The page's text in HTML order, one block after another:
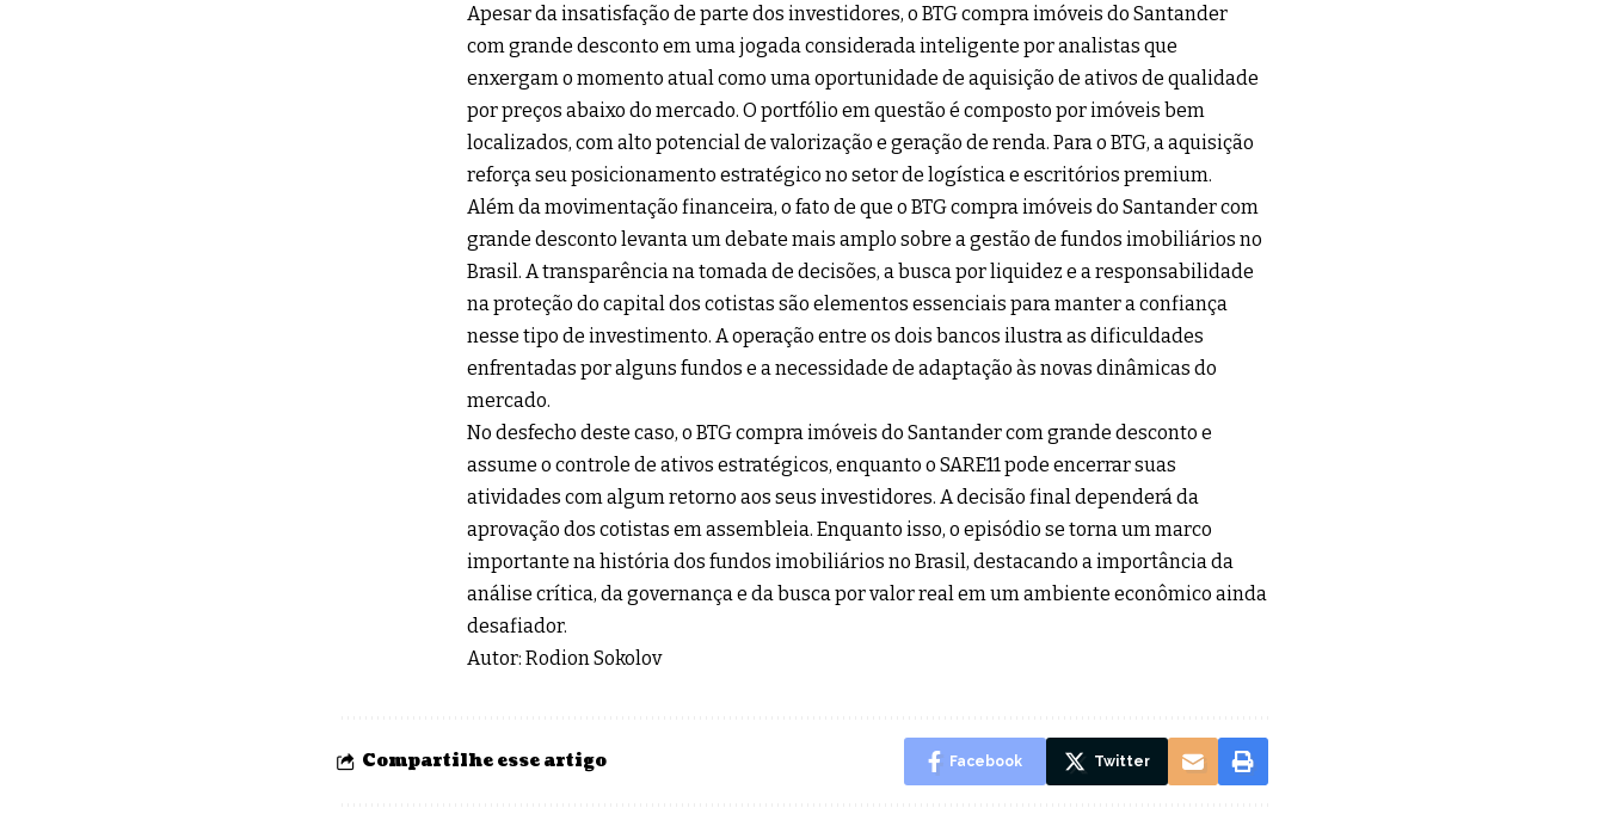
Apesar da insatisfação de parte dos investidores, o BTG compra imóveis do Santander
com grande desconto em uma jogada considerada inteligente por analistas que
enxergam o momento atual como uma oportunidade de aquisição de ativos de qualidade
por preços abaixo do mercado. O portfólio em questão é composto por imóveis bem
localizados, com alto potencial de valorização e geração de renda. Para o BTG, a aquisição
reforça seu posicionamento estratégico no setor de logística e escritórios premium.
Além da movimentação financeira, o fato de que o BTG compra imóveis do Santander com
grande desconto levanta um debate mais amplo sobre a gestão de fundos imobiliários no
Brasil. A transparência na tomada de decisões, a busca por liquidez e a responsabilidade
na proteção do capital dos cotistas são elementos essenciais para manter a confiança
nesse tipo de investimento. A operação entre os dois bancos ilustra as dificuldades
enfrentadas por alguns fundos e a necessidade de adaptação às novas dinâmicas do
mercado.
No desfecho deste caso, o BTG compra imóveis do Santander com grande desconto e
assume o controle de ativos estratégicos, enquanto o SARE11 pode encerrar suas
atividades com algum retorno aos seus investidores. A decisão final dependerá da
aprovação dos cotistas em assembleia. Enquanto isso, o episódio se torna um marco
importante na história dos fundos imobiliários no Brasil, destacando a importância da
análise crítica, da governança e da busca por valor real em um ambiente econômico ainda
desafiador.
Autor: Rodion Sokolov
Compartilhe esse artigo Facebook Twitter